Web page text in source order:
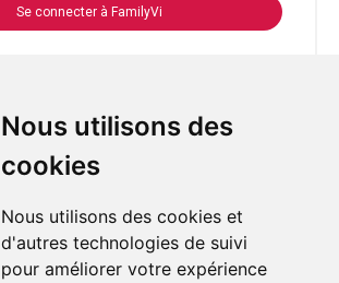
Nous utilisons des
cookies
Nous utilisons des cookies et
d'autres technologies de suivi
pour améliorer votre expérience
Se connecter à FamilyVi
Suivez-nous sur Twitter